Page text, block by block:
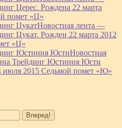
Церес. Рождена 22 марта
помет «Ц»
ЦукатНовостная лента —
Цукат. Рожден 22 марта 2012
«Ц»
Юстиния ЮстиНовостная
Трейдинг Юстиния Юсти
июля 2015 Седьмой помет «Ю»